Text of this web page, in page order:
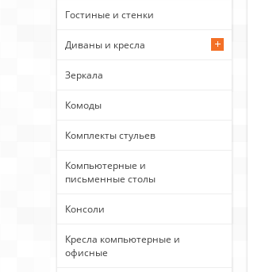
Гостиные и стенки
Диваны и кресла
Зеркала
Комоды
Комплекты стульев
Компьютерные и
письменные столы
Консоли
Кресла компьютерные и
офисные